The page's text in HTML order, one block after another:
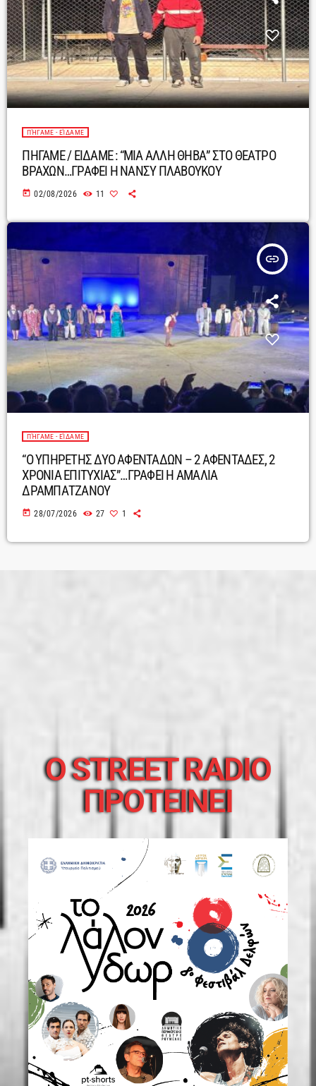
ΠΉΓΑΜΕ - ΕΊΔΑΜΕ
ΠΗΓΑΜΕ / ΕΙΔΑΜΕ : “ΜΙΑ ΑΛΛΗ ΘΗΒΑ” ΣΤΟ ΘΕΑΤΡΟ
ΒΡΑΧΩΝ…ΓΡΑΦΕΙ Η ΝΑΝΣΥ ΠΛΑΒΟΥΚΟΥ
today 02/08/2026 11
insert_link
ΠΉΓΑΜΕ - ΕΊΔΑΜΕ
“O ΥΠΗΡΕΤΗΣ ΔΥΟ ΑΦΕΝΤΑΔΩΝ – 2 ΑΦΕΝΤΑΔΕΣ, 2
ΧΡΟΝΙΑ ΕΠΙΤΥΧΙΑΣ”…ΓΡΑΦΕΙ Η ΑΜΑΛΙΑ
ΔΡΑΜΠΑΤΖΑΝΟΥ
today 28/07/2026 27 1
O STREET RADIO
ΠΡΟΤΕΙΝΕΙ